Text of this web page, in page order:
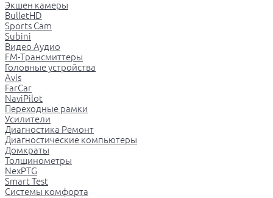
Экшен камеры
BulletHD
Sports Cam
Subini
Видео Аудио
FM-Трансмиттеры
Головные устройства
Avis
FarCar
NaviPilot
Переходные рамки
Усилители
Диагностика Ремонт
Диагностические компьютеры
Домкраты
Толщинометры
NexPTG
Smart Test
Системы комфорта